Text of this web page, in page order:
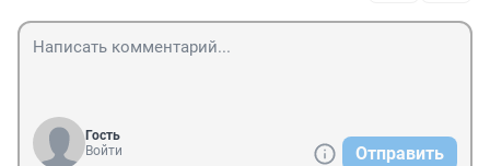
Гость
Войти
Отправить